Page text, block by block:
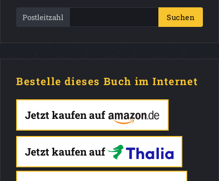
Postleitzahl Suchen
Bestelle dieses Buch im Internet
Jetzt kaufen auf
Jetzt kaufen auf